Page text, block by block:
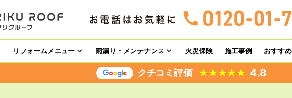
リフォームメニュー 雨漏り・メンテナンス 火災保険 施工事例 おすす
クチコミ評価 ★★★★★ 4.8